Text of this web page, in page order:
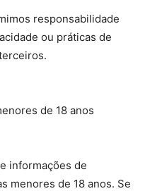
responsabilidade
ou práticas de
de 18 anos
informações de
menores de 18 anos. Se